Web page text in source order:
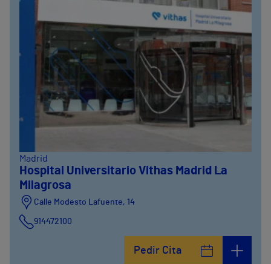
Madrid
Hospital Universitario Vithas Madrid La
Milagrosa
Calle Modesto Lafuente, 14
914472100
Pedir Cita